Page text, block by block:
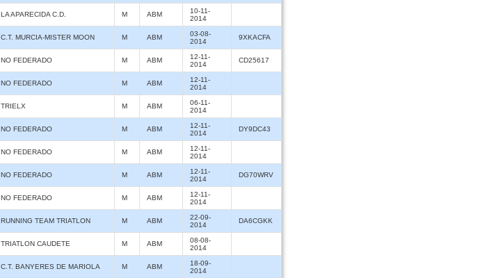
LA APARECIDA C.D. M ABM
10-11-
2014
C.T. MURCIA-MISTER MOON M ABM
03-08-
2014
9XKACFA
NO FEDERADO M ABM
12-11-
2014
CD25617
NO FEDERADO M ABM
12-11-
2014
TRIELX M ABM
06-11-
2014
NO FEDERADO M ABM
12-11-
2014
DY9DC43
NO FEDERADO M ABM
12-11-
2014
NO FEDERADO M ABM
12-11-
2014
DG70WRV
NO FEDERADO M ABM
12-11-
2014
RUNNING TEAM TRIATLON M ABM
22-09-
2014
DA6CGKK
TRIATLON CAUDETE M ABM
08-08-
2014
C.T. BANYERES DE MARIOLA M ABM
18-09-
2014